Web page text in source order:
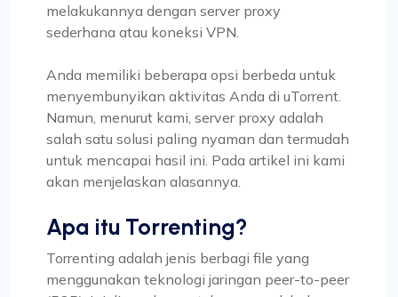
melakukannya dengan server proxy
sederhana atau koneksi VPN.
Anda memiliki beberapa opsi berbeda untuk
menyembunyikan aktivitas Anda di uTorrent.
Namun, menurut kami, server proxy adalah
salah satu solusi paling nyaman dan termudah
untuk mencapai hasil ini. Pada artikel ini kami
akan menjelaskan alasannya.
Apa itu Torrenting?
Torrenting adalah jenis berbagi file yang
menggunakan teknologi jaringan peer-to-peer